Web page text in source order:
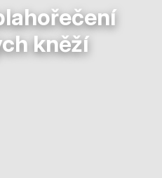
kněží